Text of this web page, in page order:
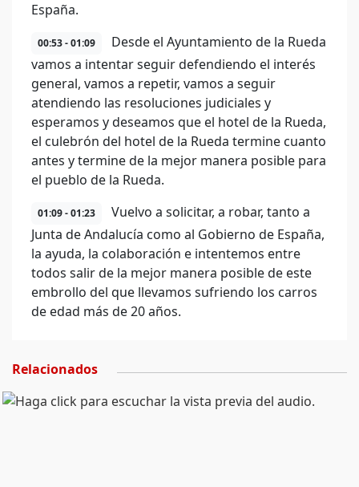
España.
00:53 - 01:09
Desde el Ayuntamiento de la Rueda
vamos a intentar seguir defendiendo el interés
general, vamos a repetir, vamos a seguir
atendiendo las resoluciones judiciales y
esperamos y deseamos que el hotel de la Rueda,
el culebrón del hotel de la Rueda termine cuanto
antes y termine de la mejor manera posible para
el pueblo de la Rueda.
01:09 - 01:23
Vuelvo a solicitar, a robar, tanto a
Junta de Andalucía como al Gobierno de España,
la ayuda, la colaboración e intentemos entre
todos salir de la mejor manera posible de este
embrollo del que llevamos sufriendo los carros
de edad más de 20 años.
Relacionados